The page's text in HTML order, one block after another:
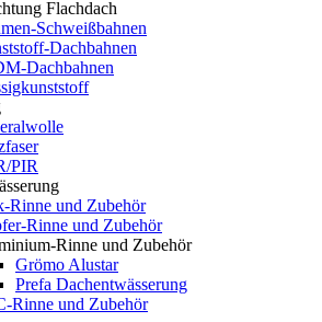
Flachdach
Schweißbahnen
Dachbahnen
Dachbahnen
PIR
Rinne und Zubehör
Rinne und Zubehör
Rinne und Zubehör
Grömo Alustar
Prefa Dachentwässerung
Rinne und Zubehör